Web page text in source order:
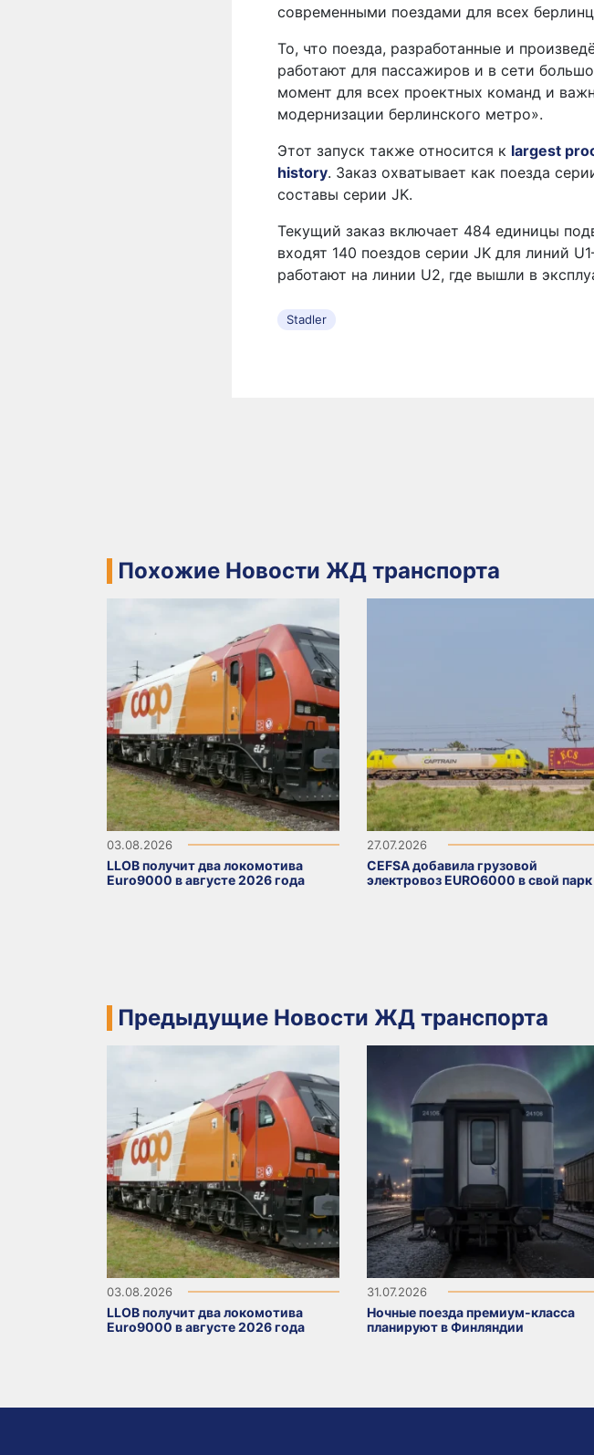
современными поездами для всех
То, что поезда, разработанные и
работают для пассажиров и в сети
момент для всех проектных команд и
модернизации берлинского метро».
Этот запуск также относится к largest
history. Заказ охватывает как поезда
составы серии JK.
Текущий заказ включает 484 единицы
входят 140 поездов серии JK для линий
работают на линии U2, где вышли в
Stadler
Похожие Новости ЖД транспорта
03.08.2026
LLOB получит два локомотива
Euro9000 в августе 2026 года
27.07.2026
CEFSA добавила грузовой
электровоз EURO6000 в свой парк
Предыдущие Новости ЖД транспорта
03.08.2026
LLOB получит два локомотива
Euro9000 в августе 2026 года
31.07.2026
Ночные поезда премиум-класса
планируют в Финляндии